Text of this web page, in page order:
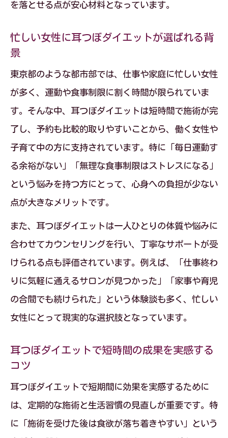
理由
理術
生活に溶け込む耳つぼダイエットの利便
性
耳つぼダイエットでストレス軽減を実感
する方法
自宅でもできる耳つぼダイエットのポイ
ント
耳つぼダイエット体験談に学ぶ新しい減量法
耳つぼダイエット体験談から成功の秘訣
を学ぶ
耳つぼダイエット体験者が語る効果と変
化
耳つぼダイエットの口コミにみる安心感
の理由
耳つぼダイエット体験者のリバウンド対
策体験
安全性にも注目した耳つぼダイエットの効果
を落とせる点が安心材料となっています。
忙しい女性に耳つぼダイエットが選ばれる背
景
東京都のような都市部では、仕事や家庭に忙しい女性
が多く、運動や食事制限に割く時間が限られていま
す。そんな中、耳つぼダイエットは短時間で施術が完
了し、予約も比較的取りやすいことから、働く女性や
子育て中の方に支持されています。特に「毎日運動す
る余裕がない」「無理な食事制限はストレスになる」
という悩みを持つ方にとって、心身への負担が少ない
点が大きなメリットです。
また、耳つぼダイエットは一人ひとりの体質や悩みに
合わせてカウンセリングを行い、丁寧なサポートが受
けられる点も評価されています。例えば、「仕事終わ
りに気軽に通えるサロンが見つかった」「家事や育児
の合間でも続けられた」という体験談も多く、忙しい
女性にとって現実的な選択肢となっています。
耳つぼダイエットで短時間の成果を実感する
コツ
耳つぼダイエットで短期間に効果を実感するために
は、定期的な施術と生活習慣の見直しが重要です。特
に「施術を受けた後は食欲が落ち着きやすい」という